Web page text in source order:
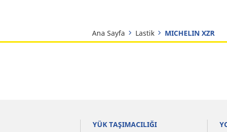
Ana Sayfa Lastik MICHELIN XZR
YÜK TAŞIMACILIĞI